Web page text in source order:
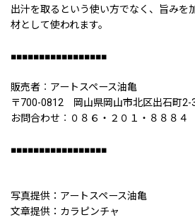
出汁を取るという使い方でなく、旨みを
材として使われます。
■■■■■■■■■■■■■■■■■
販売者︰アートスペース油亀
〒700-0812 岡山県岡山市北区出石町2-
お問合わせ︰０８６・２０１・８８８４
■■■■■■■■■■■■■■■■■
写真提供：アートスペース油亀
文章提供：カラピンチャ